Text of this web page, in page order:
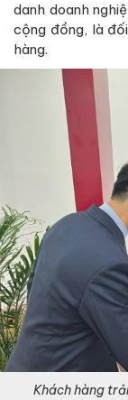
danh doanh
cộng đồng, là
hàng.
Khách hàng